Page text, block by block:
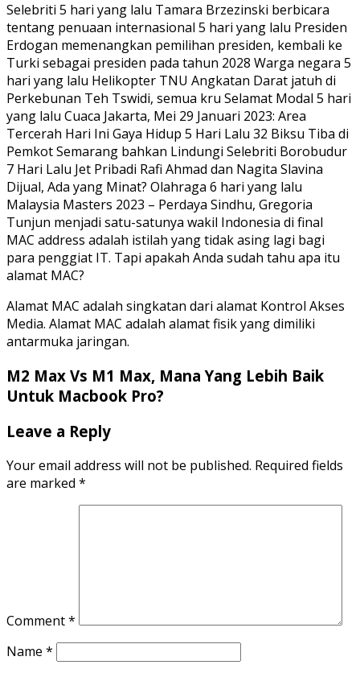
Selebriti 5 hari yang lalu Tamara Brzezinski berbicara
tentang penuaan internasional 5 hari yang lalu Presiden
Erdogan memenangkan pemilihan presiden, kembali ke
Turki sebagai presiden pada tahun 2028 Warga negara 5
hari yang lalu Helikopter TNU Angkatan Darat jatuh di
Perkebunan Teh Tswidi, semua kru Selamat Modal 5 hari
yang lalu Cuaca Jakarta, Mei 29 Januari 2023: Area
Tercerah Hari Ini Gaya Hidup 5 Hari Lalu 32 Biksu Tiba di
Pemkot Semarang bahkan Lindungi Selebriti Borobudur
7 Hari Lalu Jet Pribadi Rafi Ahmad dan Nagita Slavina
Dijual, Ada yang Minat? Olahraga 6 hari yang lalu
Malaysia Masters 2023 – Perdaya Sindhu, Gregoria
Tunjun menjadi satu-satunya wakil Indonesia di final
MAC address adalah istilah yang tidak asing lagi bagi
para penggiat IT. Tapi apakah Anda sudah tahu apa itu
alamat MAC?
Alamat MAC adalah singkatan dari alamat Kontrol Akses
Media. Alamat MAC adalah alamat fisik yang dimiliki
antarmuka jaringan.
M2 Max Vs M1 Max, Mana Yang Lebih Baik
Untuk Macbook Pro?
Leave a Reply
Your email address will not be published. Required fields
are marked *
Comment*
Name *